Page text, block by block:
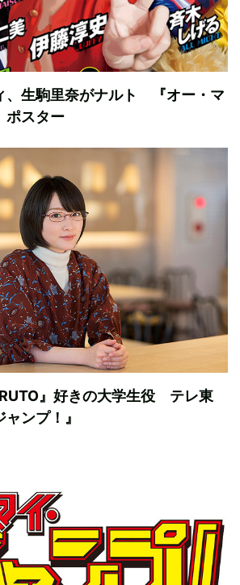
、生駒里奈がナルト 『オー・マ
ポスター
』好きの大学生役 テレ東
ャンプ！』